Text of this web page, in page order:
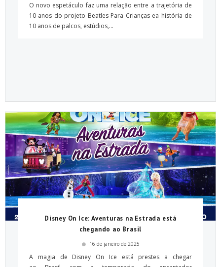
O novo espetáculo faz uma relação entre a trajetória de
10 anos do projeto Beatles Para Crianças ea história de
10 anos de palcos, estúdios,...
Disney On Ice: Aventuras na Estrada está
chegando ao Brasil
16 de janeiro de 2025
A magia de Disney On Ice está prestes a chegar